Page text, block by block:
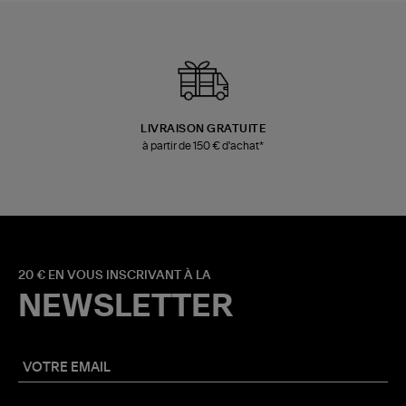
LIVRAISON GRATUITE
à partir de 150 € d'achat*
20 € EN VOUS INSCRIVANT À LA
NEWSLETTER